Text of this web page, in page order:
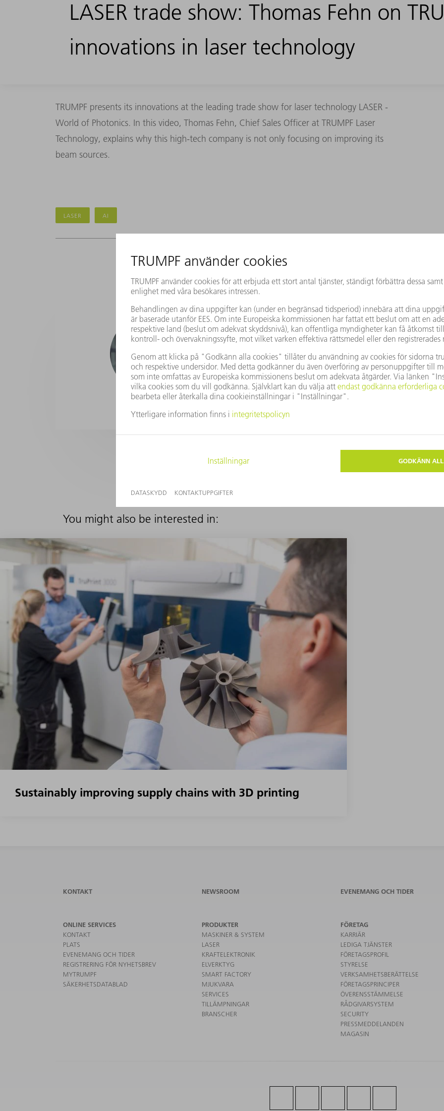
LASER trade show: Thomas Fehn on
innovations in laser technology
TRUMPF presents its innovations at the leading trade show for laser technology LASER -
World of Photonics. In this video, Thomas Fehn, Chief Sales Officer at TRUMPF Laser
Technology, explains why this high-tech company is not only focusing on improving its
beam sources.
LASER AI
GABRIEL PANKOW
TALESPERSON LASERTEKNIK
FÖRFATTAREN
LADDA NER ARTIKEL SOM PDF
You might also be interested in:
Sustainably improving supply chains with 3D printing
KONTAKT NEWSROOM EVENEMANG OCH TIDER
ONLINE SERVICES
KONTAKT
PLATS
EVENEMANG OCH TIDER
REGISTRERING FÖR NYHETSBREV
MYTRUMPF
SÄKERHETSDATABLAD
PRODUKTER
MASKINER & SYSTEM
LASER
KRAFTELEKTRONIK
ELVERKTYG
SMART FACTORY
MJUKVARA
SERVICES
TILLÄMPNINGAR
BRANSCHER
FÖRETAG
KARRIÄR
LEDIGA TJÄNSTER
FÖRETAGSPROFIL
STYRELSE
VERKSAMHETSBERÄTTELSE
FÖRETAGSPRINCIPER
ÖVERENSSTÄMMELSE
RÅDGIVARSYSTEM
SECURITY
PRESSMEDDELANDEN
MAGASIN